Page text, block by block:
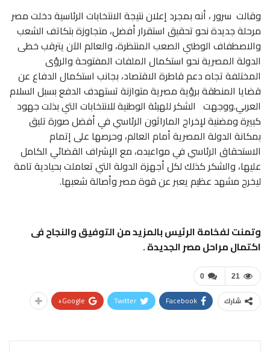
وقالت سرور ، أنه بمجرد إعلان نتيجة الانتخابات الرئاسية دخلت مصر
مرحلة جديدة نحو تحقيق استقرار أفضل، متجاوزة بتكاتف الشعب
والاصطفاف الوطني الصعب المنتظرة، والعالم الآن يترقب خطى
الدولة المصرية نحو استكمال الملفات المفتوحة والرؤى
المختلفة تجاه دعم قاطرة الاقتصاد، بجانب استكمال الدفاع عن
قضايا المنطقة برؤية مصرية متوازنة تستهدف الدفع بسبل السلام
العربي.ووجهت الشكر للهيئة الوطنية للانتخابات التي بذلت جهود
كبيرة ومضنية لإخراج الماراثون الرئاسي في أفضل صورة تليق
بمكانة الدولة المصرية أمام العالم، وحرصها على إتمام
الاستحقاق الرئاسي في مواعيده، مع الإشراف القضائي الكامل
عليها، والشكر كذلك لكل أجهزة الدولة التي تعاملت بحيادية تامة
ليخرج مشهد عظيم يعبر عن قوة مصر وأصالة شعبها.
وتمنت لفخامة الرئيس بالمزيد من التوفيق والنجاح فى
اكتمال مراحل مصر الجديدة .
0 21
شارك Facebook
Twitter
Google+